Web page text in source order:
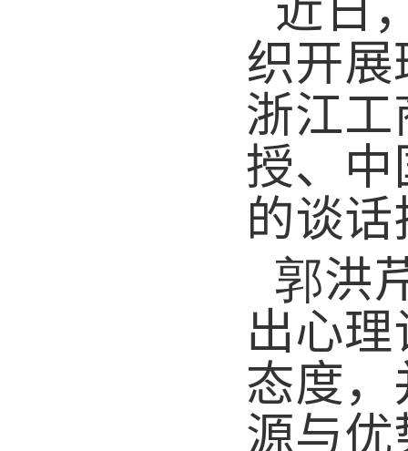
织开
浙江
授、
的谈
郭洪
出心
态度
源与